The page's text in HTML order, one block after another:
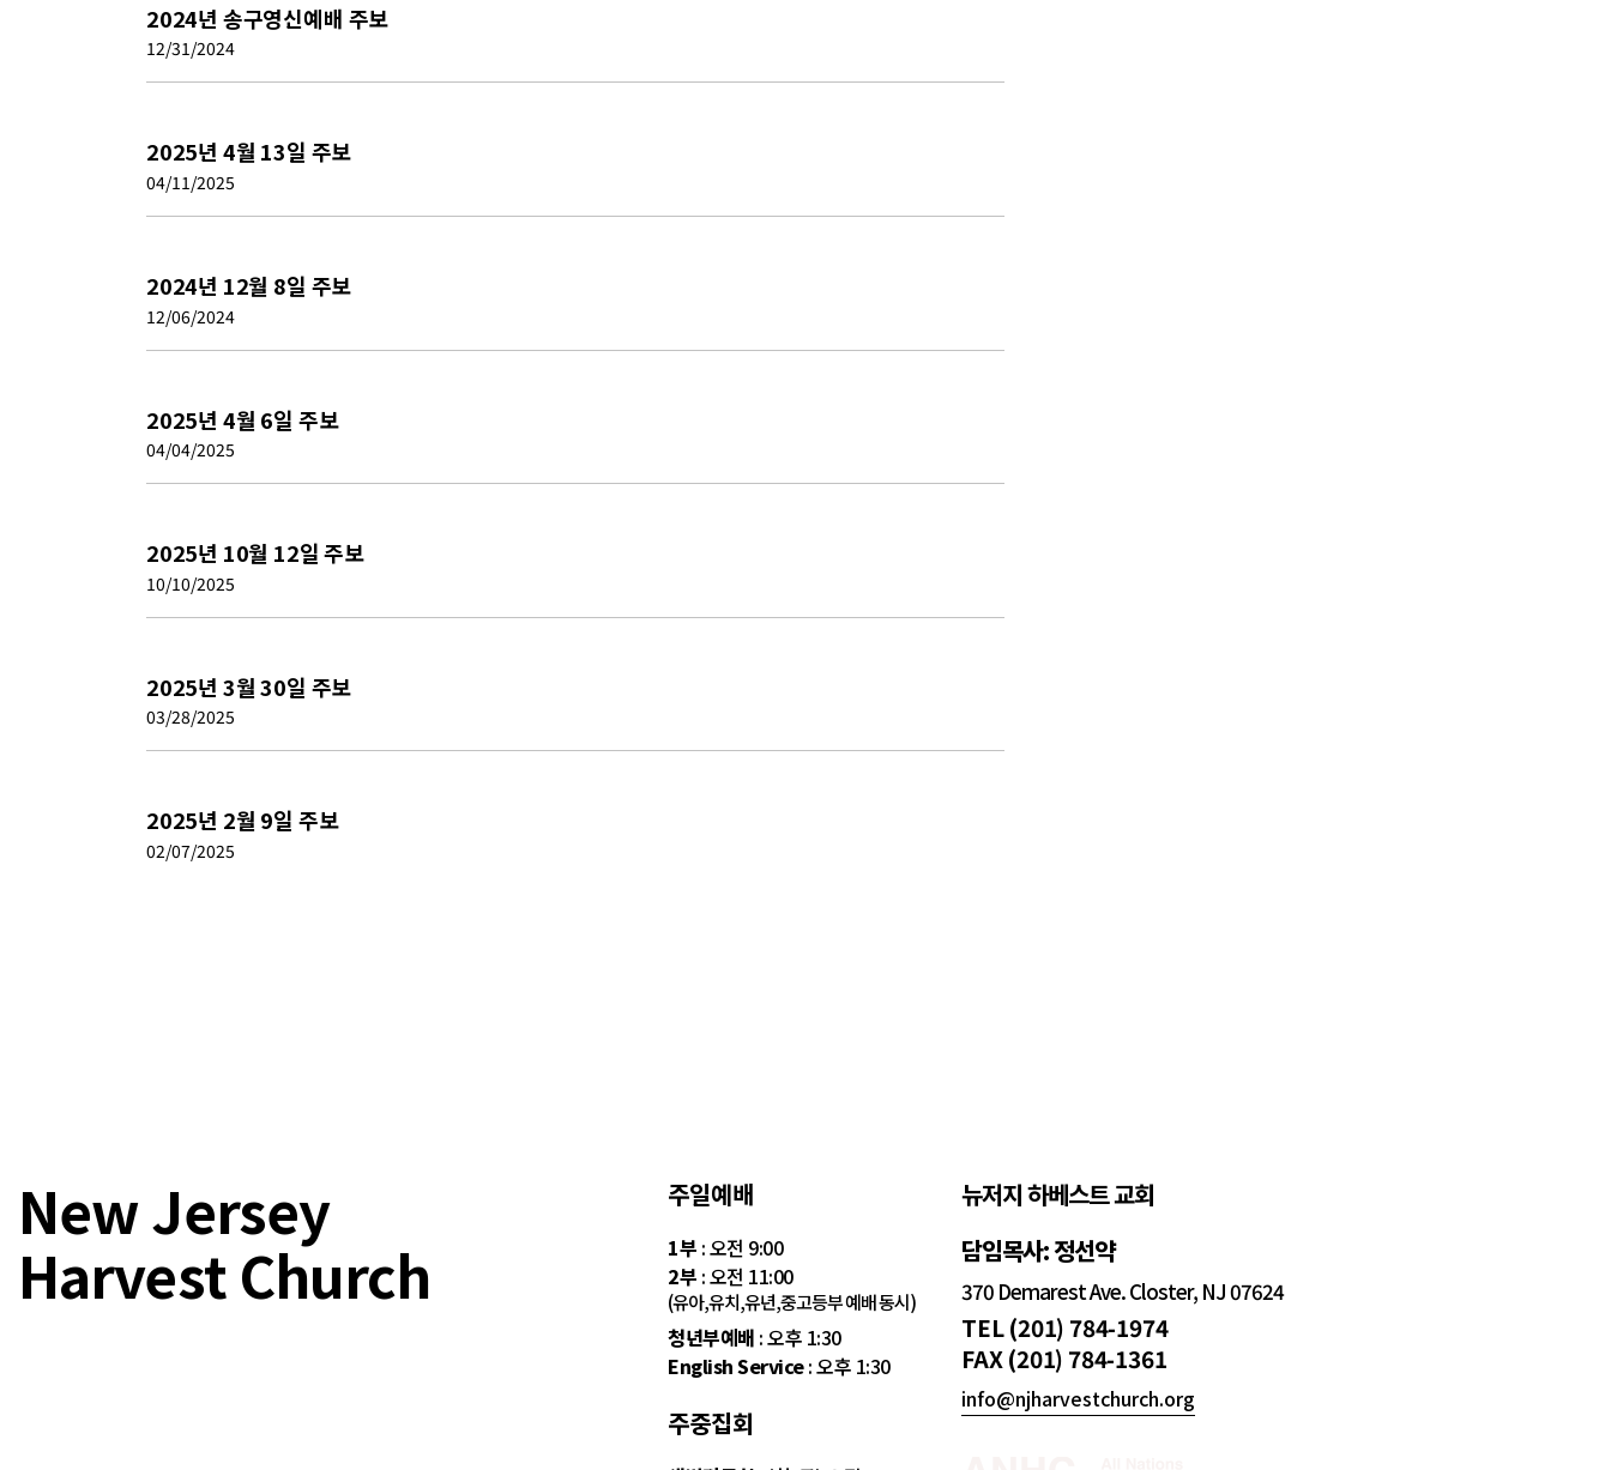
2024년 송구영신예배 주보
12/31/2024
2025년 4월 13일 주보
04/11/2025
2024년 12월 8일 주보
12/06/2024
2025년 4월 6일 주보
04/04/2025
2025년 10월 12일 주보
10/10/2025
2025년 3월 30일 주보
03/28/2025
2025년 2월 9일 주보
02/07/2025
New Jersey
Harvest Church
주일예배
1부 : 오전 9:00
2부 : 오전 11:00
(유아,유치,유년,중고등부 예배 동시)
청년부예배 : 오후 1:30
English Service: 오후 1:30
주중집회
뉴저지 하베스트 교회
담임목사: 정선약
370 Demarest Ave. Closter, NJ 07624
TEL (201) 784-1974
FAX (201) 784-1361
info@njharvestchurch.org